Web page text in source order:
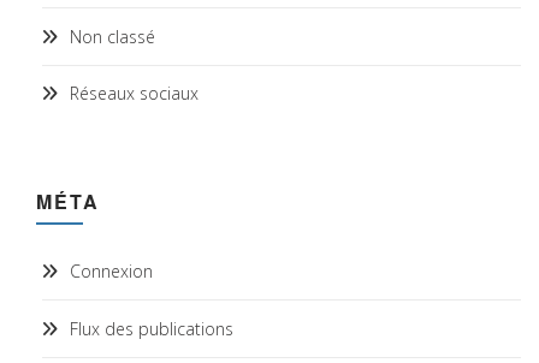
Non classé
Réseaux sociaux
MÉTA
Connexion
Flux des publications